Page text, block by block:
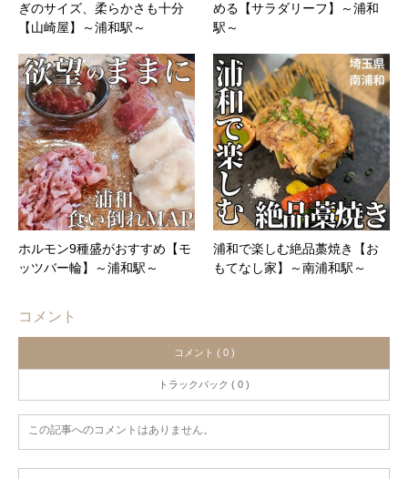
ぎのサイズ、柔らかさも十分
【山崎屋】～浦和駅～
める【サラダリーフ】～浦和
駅～
ホルモン9種盛がおすすめ【モ
ッツバー輪】～浦和駅～
浦和で楽しむ絶品藁焼き【お
もてなし家】～南浦和駅～
コメント
コメント ( 0 )
トラックバック ( 0 )
この記事へのコメントはありません。